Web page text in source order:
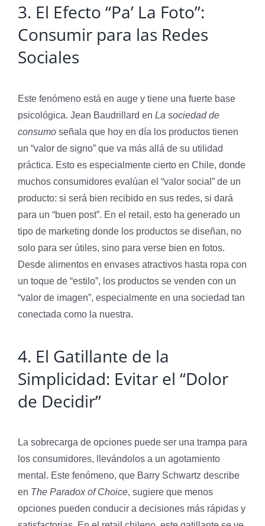
3. El Efecto “Pa’ La Foto”:
Consumir para las Redes
Sociales
Este fenómeno está en auge y tiene una fuerte base
psicológica. Jean Baudrillard en La sociedad de
consumo señala que hoy en día los productos tienen
un “valor de signo” que va más allá de su utilidad
práctica. Esto es especialmente cierto en Chile, donde
muchos consumidores evalúan el “valor social” de un
producto: si será bien recibido en sus redes, si dará
para un “buen post”. En el retail, esto ha generado un
tipo de marketing donde los productos se diseñan, no
solo para ser útiles, sino para verse bien en fotos.
Desde alimentos en envases atractivos hasta ropa con
un toque de “estilo”, los productos se venden con un
“valor de imagen”, especialmente en una sociedad tan
conectada como la nuestra.
4. El Gatillante de la
Simplicidad: Evitar el “Dolor
de Decidir”
La sobrecarga de opciones puede ser una trampa para
los consumidores, llevándolos a un agotamiento
mental. Este fenómeno, que Barry Schwartz describe
en The Paradox of Choice, sugiere que menos
opciones pueden conducir a decisiones más rápidas y